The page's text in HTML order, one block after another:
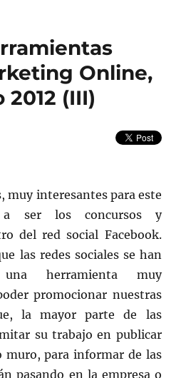
el
Marketing
Online,
para
el
Online,
2012 (III)
muy interesantes para este
ser los concursos y
del red social Facebook.
las redes sociales se han
herramienta muy
promocionar nuestras
la mayor parte de las
su trabajo en publicar
muro, para informar de las
pasando en la empresa o